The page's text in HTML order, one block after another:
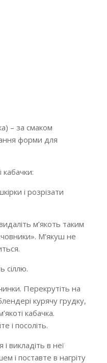
– за смаком
форми для
і розрізати
м’якоть таким
М’якуш не
сіллю.
Перекрутіть на
курячу грудку,
кабачка.
і посоліть.
викладіть в неї
і поставте в нагріту